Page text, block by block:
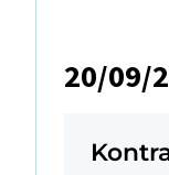
20/09/